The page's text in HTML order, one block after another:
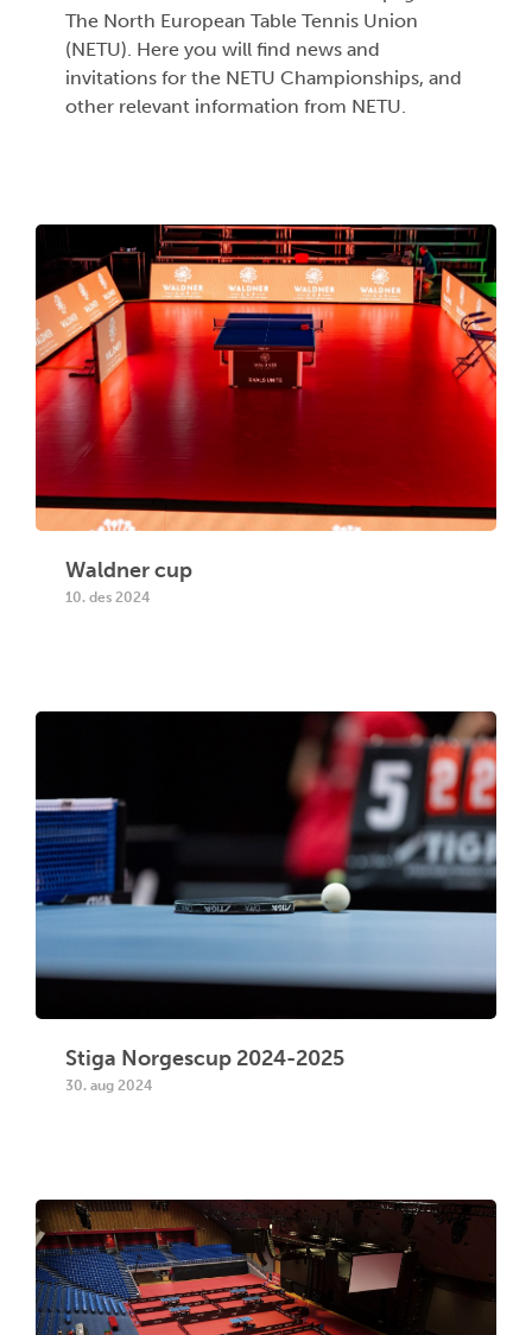
The North European Table Tennis Union
(NETU). Here you will find news and
invitations for the NETU Championships, and
other relevant information from NETU.
Waldner cup
10. des 2024
Stiga Norgescup 2024-2025
30. aug 2024